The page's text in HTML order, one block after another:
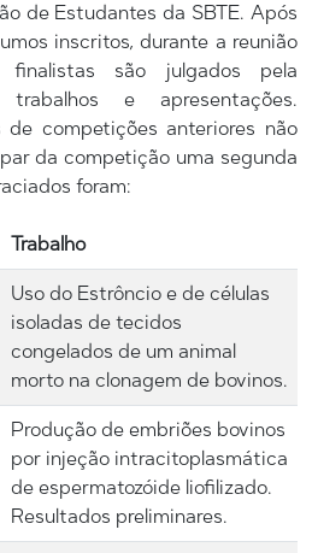
de Estudantes da SBTE. Após
inscritos, durante a reunião
finalistas são julgados pela
e apresentações.
de competições anteriores não
da competição uma segunda
foram:
Trabalho
Uso do Estrôncio e de células
isoladas de tecidos
congelados de um animal
morto na clonagem de bovinos.
Produção de embriões bovinos
por injeção intracitoplasmática
de espermatozóide liofilizado.
Resultados preliminares.